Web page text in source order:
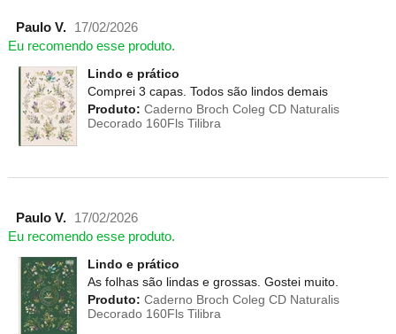
Paulo V.
17/02/2026
Eu recomendo esse produto.
Lindo e prático
Comprei 3 capas. Todos são lindos demais
Produto: Caderno Broch Coleg CD Naturalis
Decorado 160Fls Tilibra
Paulo V.
17/02/2026
Eu recomendo esse produto.
Lindo e prático
As folhas são lindas e grossas. Gostei muito.
Produto: Caderno Broch Coleg CD Naturalis
Decorado 160Fls Tilibra